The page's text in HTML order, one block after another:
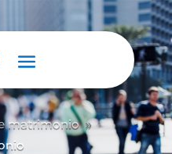
matrimonio 9